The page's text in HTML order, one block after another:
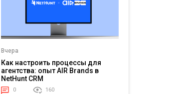
Вчера
Как настроить процессы для
агентства: опыт AIR Brands в
NetHunt CRM
0 160